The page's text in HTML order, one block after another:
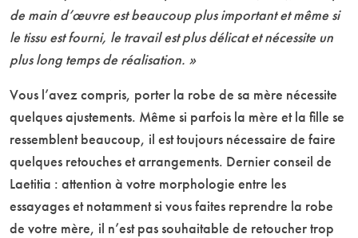
de main d’œuvre est beaucoup plus important et même si
le tissu est fourni, le travail est plus délicat et nécessite un
plus long temps de réalisation. »
Vous l’avez compris, porter la robe de sa mère nécessite
quelques ajustements. Même si parfois la mère et la fille se
ressemblent beaucoup, il est toujours nécessaire de faire
quelques retouches et arrangements. Dernier conseil de
Laetitia : attention à votre morphologie entre les
essayages et notamment si vous faites reprendre la robe
de votre mère, il n’est pas souhaitable de retoucher trop